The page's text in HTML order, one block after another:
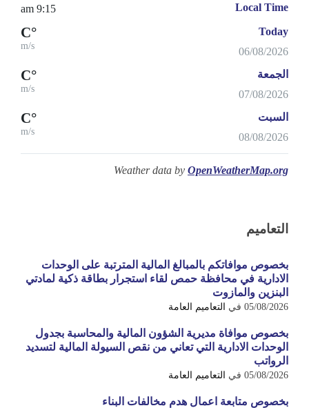
Local Time
9:15 am
Today
06/08/2026
°C
m/s
الجمعة
07/08/2026
°C
m/s
السبت
08/08/2026
°C
m/s
Weather data by OpenWeatherMap.org
التعاميم
بخصوص موافاتكم بالمبالغ المالية المترتبة على الوحدات
الادارية في محافظة حمص لقاء استجرار بطاقة ذكية لمادتي
البنزين والمازوت
05/08/2026 في التعاميم العامة
بخصوص موافاة مديرية الشؤون المالية والمحاسبة بجدول
الوحدات الادارية التي تعاني من نقص السيولة المالية لتسديد
الرواتب
05/08/2026 في التعاميم العامة
بخصوص متابعة اعمال هدم مخالفات البناء